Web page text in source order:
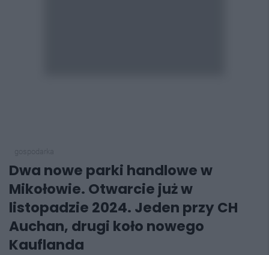
Dwa nowe parki handlowe w
Mikołowie. Otwarcie już w
listopadzie 2024. Jeden przy CH
Auchan, drugi koło nowego
Kauflanda